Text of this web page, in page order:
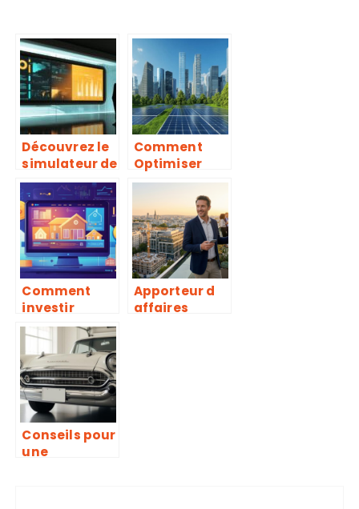
Découvrez le
simulateur de
crédit
immobilier du
Crédit
Agricole :
votre projet
en quelques
clics
Comment
Optimiser
Votre Epargne
Immobiliere
avec un
Placement
Ethique et
Rentable en
Europe
Comment
investir
efficacement
dans
l’immobilier
en ligne à
partir de 100
euros
Apporteur d
affaires
Conseils pour
une